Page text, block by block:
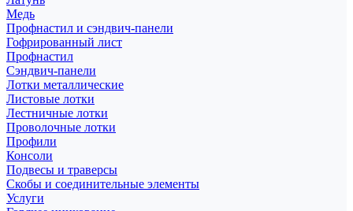
Медь
Профнастил и сэндвич-панели
Гофрированный лист
Профнастил
Сэндвич-панели
Лотки металлические
Листовые лотки
Лестничные лотки
Проволочные лотки
Профили
Консоли
Подвесы и траверсы
Скобы и соединительные элементы
Услуги